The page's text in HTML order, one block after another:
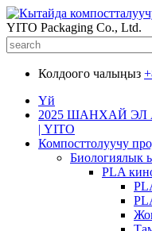
YITO Packaging Co., Ltd.
Колдоого чалыңыз
Үй
2025 ШАНХАЙ ЭЛ
| YITO
Компосттолуучу
Биологиялык
PLA